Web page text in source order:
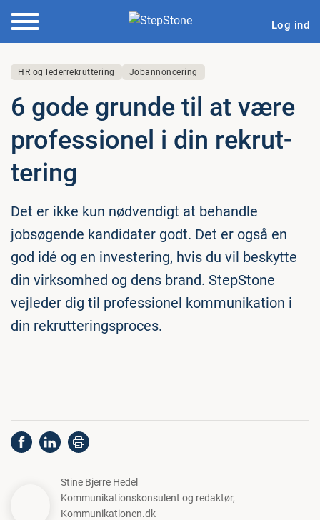
Log ind
HR og lederrekruttering Jobannoncering
6 gode grunde til at være
pro­fes­sio­nel i din re­k­rut­
te­ring
Det er ikke kun nødvendigt at behandle
jobsøgende kandidater godt. Det er også en
god idé og en investering, hvis du vil beskytte
din virksomhed og dens brand. StepStone
vejleder dig til professionel kommunikation i
din rekrutteringsproces.
Stine Bjerre Hedel
Kommunikationskonsulent og redaktør,
Kommunikationen.dk